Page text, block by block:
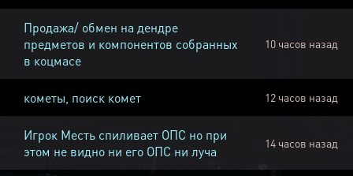
Продажа/ обмен на дендре
предметов и компонентов собранных
в коцмасе
10 часов назад
кометы, поиск комет 12 часов назад
Игрок Месть спиливает ОПС но при
этом не видно ни его ОПС ни луча
14 часов назад